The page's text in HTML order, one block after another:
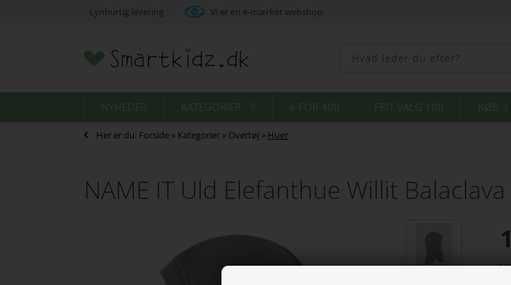
Lynhurtig levering Vi er en e-mærket webshop
NYHEDER KATEGORIER 6 FOR 400 FRIT VALG 100 KØB 3
Her er du: Forside » Kategorier » Overtøj » Huer
NAME IT Uld Elefanthue Willit